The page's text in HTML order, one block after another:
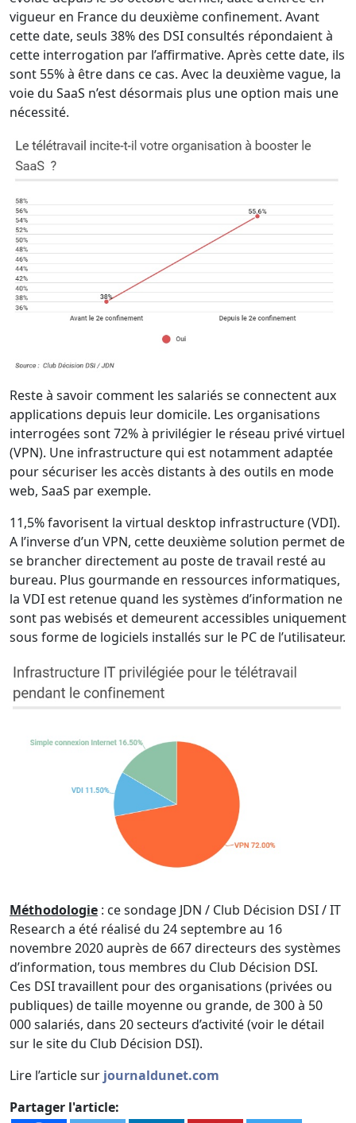
vigueur en France du deuxième confinement. Avant
cette date, seuls 38% des DSI consultés répondaient à
cette interrogation par l’affirmative. Après cette date, ils
sont 55% à être dans ce cas. Avec la deuxième vague, la
voie du SaaS n’est désormais plus une option mais une
nécessité.
Reste à savoir comment les salariés se connectent aux
applications depuis leur domicile. Les organisations
interrogées sont 72% à privilégier le réseau privé virtuel
(VPN). Une infrastructure qui est notamment adaptée
pour sécuriser les accès distants à des outils en mode
web, SaaS par exemple.
11,5% favorisent la virtual desktop infrastructure (VDI).
A l’inverse d’un VPN, cette deuxième solution permet de
se brancher directement au poste de travail resté au
bureau. Plus gourmande en ressources informatiques,
la VDI est retenue quand les systèmes d’information ne
sont pas webisés et demeurent accessibles uniquement
sous forme de logiciels installés sur le PC de l’utilisateur.
Méthodologie : ce sondage JDN / Club Décision DSI / IT
Research a été réalisé du 24 septembre au 16
novembre 2020 auprès de 667 directeurs des systèmes
d’information, tous membres du Club Décision DSI.
Ces DSI travaillent pour des organisations (privées ou
publiques) de taille moyenne ou grande, de 300 à 50
000 salariés, dans 20 secteurs d’activité (voir le détail
sur le site du Club Décision DSI).
Lire l’article sur journaldunet.com
Partager l'article: